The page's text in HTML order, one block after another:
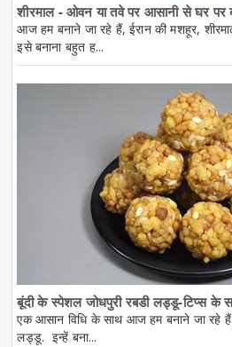
शीरमाल - ओवन या तवे पर आसानी से घर
आज हम बनाने जा रहे हैं, ईरान की मशहूर,
इसे बनाना बहुत ह...
बूंदी के स्पेशल जोधपुरी रबडी लड्डू-टिप्स के
एक आसान विधि के साथ आज हम बनाने जा रहे हैं
लड्डू. इन्हें बना...